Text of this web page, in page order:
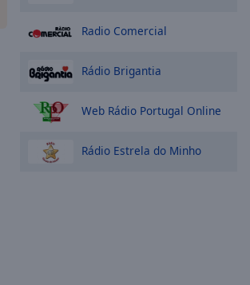
Radio Comercial
Rádio Brigantia
Web Rádio Portugal Online
Rádio Estrela do Minho